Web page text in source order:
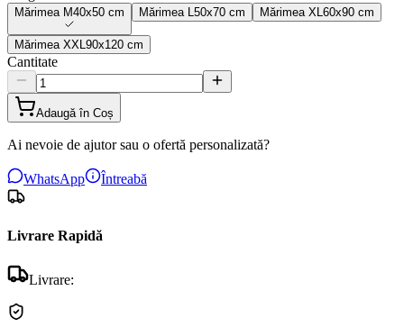
Mărimea M40x50 cm Mărimea 50x70 cm Mărimea XL 60x90 cm
Mărimea XXL 90x120 cm
Cantitate
Adaugă în Coș
Ai nevoie de ajutor sau o ofertă personalizată?
WhatsApp Întreabă
Livrare Rapidă
Livrare: